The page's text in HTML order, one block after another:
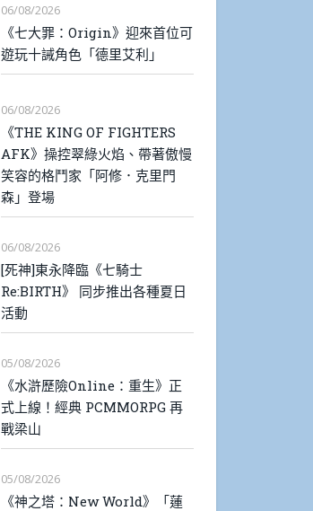
06/08/2026
《七大罪：Origin》迎來首位可
遊玩十誡角色「德里艾利」
06/08/2026
《THE KING OF FIGHTERS
AFK》操控翠綠火焰、帶著傲慢
笑容的格鬥家「阿修．克里門
森」登場
06/08/2026
[死神]東永降臨《七騎士
Re:BIRTH》 同步推出各種夏日
活動
05/08/2026
《水滸歷險Online：重生》正
式上線！經典 PCMMORPG 再
戰梁山
05/08/2026
《神之塔：New World》「蓮